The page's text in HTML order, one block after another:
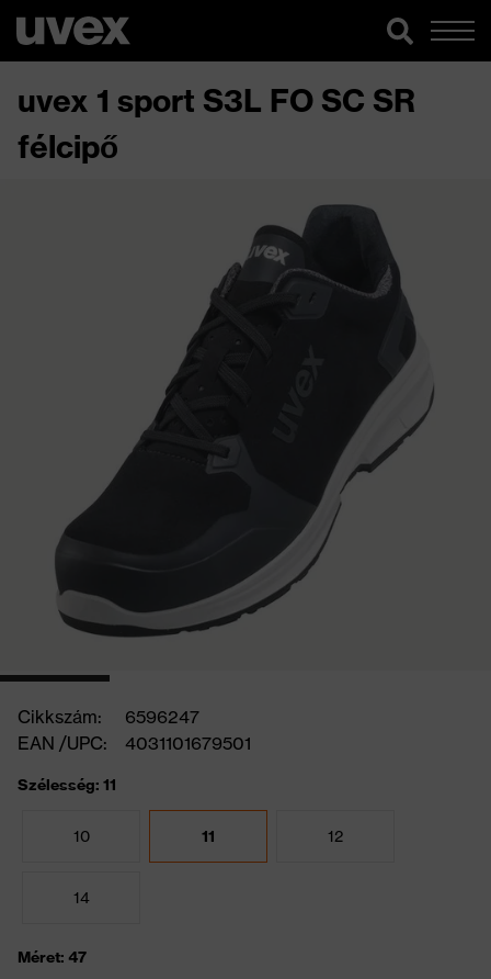
uvex 1 sport S3L FO SC SR
félcipő
Cikkszám:
6596247
EAN /UPC:
4031101679501
Szélesség: 11
10 11 12
14
Méret: 47